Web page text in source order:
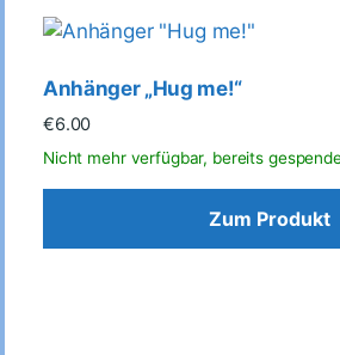
Anhänger „Hug me!“
€6.00
Zum Produkt